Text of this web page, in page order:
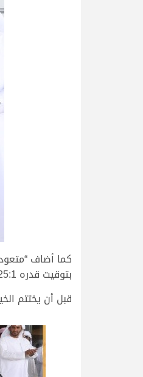
كما أضاف
بتوقيت قدره 12:25:1 دقيقة.
قبل أن يختتم